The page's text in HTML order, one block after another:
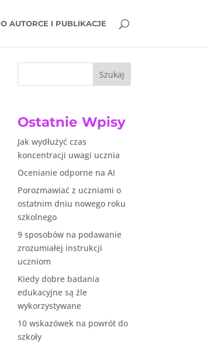
O AUTORCE I PUBLIKACJE
Szukaj
Ostatnie Wpisy
Jak wydłużyć czas
koncentracji uwagi ucznia
Ocenianie odporne na AI
Porozmawiać z uczniami o
ostatnim dniu nowego roku
szkolnego
9 sposobów na podawanie
zrozumiałej instrukcji
uczniom
Kiedy dobre badania
edukacyjne są źle
wykorzystywane
10 wskazówek na powrót do
szkoły